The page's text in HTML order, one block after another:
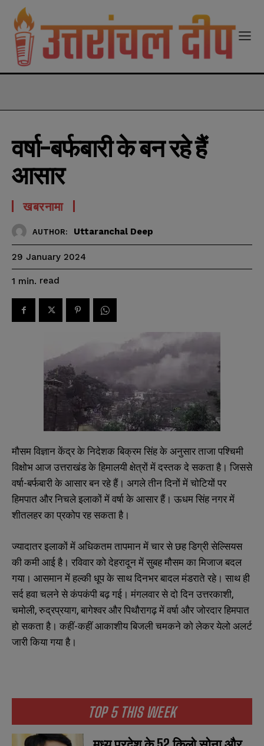
TOP 5 THIS WEEK
वर्षा-बर्फबारी के बन रहे हैं
आसार
खबरनामा
AUTHOR: Uttaranchal Deep
29 January 2024
1 min. read
मौसम विज्ञान केंद्र के निदेशक बिक्रम सिंह के अनुसार ताजा पश्चिमी
विक्षोभ आज उत्तराखंड के हिमालयी क्षेत्रों में दस्तक दे सकता है। जिससे
वर्षा-बर्फबारी के आसार बन रहे हैं। अगले तीन दिनों में चोटियों पर
हिमपात और निचले इलाकों में वर्षा के आसार हैं। ऊधम सिंह नगर में
शीतलहर का प्रकोप रह सकता है।
ज्यादातर इलाकों में अधिकतम तापमान में चार से छह डिग्री सेल्सियस
की कमी आई है। रविवार को देहरादून में सुबह मौसम का मिजाज बदल
गया। आसमान में हल्की धूप के साथ दिनभर बादल मंडराते रहे। साथ ही
सर्द हवा चलने से कंपकंपी बढ़ गई। मंगलवार से दो दिन उत्तरकाशी,
चमोली, रुद्रप्रयाग, बागेश्वर और पिथौरागढ़ में वर्षा और जोरदार हिमपात
हो सकता है। कहीं-कहीं आकाशीय बिजली चमकने को लेकर येलो अलर्ट
जारी किया गया है।